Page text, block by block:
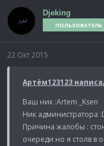
Djeking
ПОЛЬЗОВАТЕЛЬ
22 Окт 2015
Артём123123
Ваш ник :Artem _Ksen
Ник администратора
Причина жалобы :
очереди но я столв в